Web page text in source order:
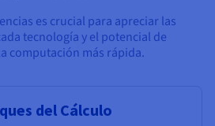
es crucial para apreciar las
tecnología y el potencial de
computación más rápida.
del Cálculo